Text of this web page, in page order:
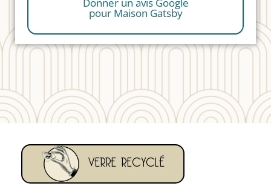
Donner un avis Google
pour Maison Gatsby
VERRE RECYCLÉ